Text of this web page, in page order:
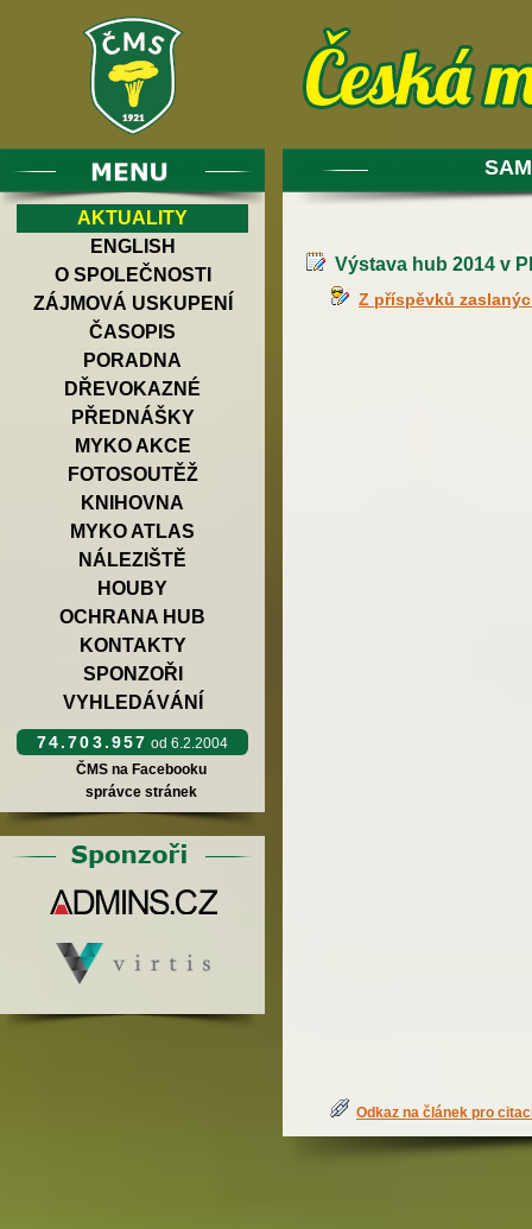
AKTUALITY
ENGLISH
O SPOLEČNOSTI
ZÁJMOVÁ USKUPENÍ
ČASOPIS
PORADNA
DŘEVOKAZNÉ
PŘEDNÁŠKY
MYKO AKCE
FOTOSOUTĚŽ
KNIHOVNA
MYKO ATLAS
NÁLEZIŠTĚ
HOUBY
OCHRANA HUB
KONTAKTY
SPONZOŘI
VYHLEDÁVÁNÍ
74.703.957 od 6.2.2004
ČMS na Facebooku
správce stránek
Výstava hub 2014 v
Z příspěvků
Odkaz na článek pro